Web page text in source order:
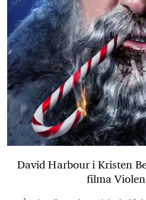
David Harbour i Kristen
filma